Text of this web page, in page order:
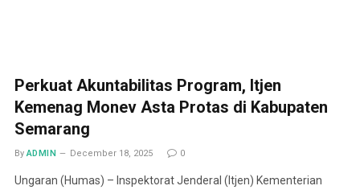
Perkuat Akuntabilitas Program, Itjen
Kemenag Monev Asta Protas di Kabupaten
Semarang
By ADMIN December 18, 2025 0
Ungaran (Humas) – Inspektorat Jenderal (Itjen) Kementerian